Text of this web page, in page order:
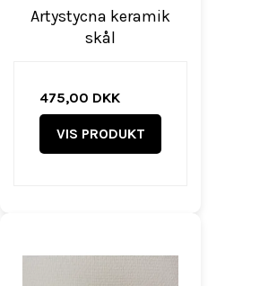
Artystycna keramik
skål
475,00 DKK
VIS PRODUKT